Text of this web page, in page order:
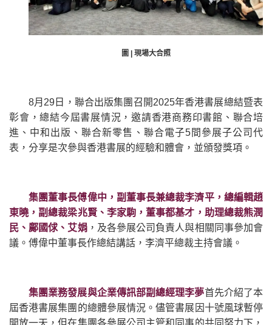
圖 | 現場大合照
8月29日，聯合出版集團召開2025年香港書展總結暨表
彰會，總結今屆書展情況，邀請香港商務印書館、聯合培
進、中和出版、聯合新零售、聯合電子5間參展子公司代
表，分享是次參與香港書展的經驗和體會，並頒發獎項。
集團董事長傅偉中，副董事長兼總裁李濟平，總編輯趙
東曉，副總裁梁兆賢、李家駒，董事都基才，助理總裁熊潤
民、鄺國俅、艾娟，及各參展公司負責人與相關同事參加會
議。傅偉中董事長作總結講話，李濟平總裁主持會議。
集團業務發展與企業傳訊部副總經理李夢首先介紹了本
屆香港書展集團的總體參展情況。儘管書展因十號風球暫停
開放一天，但在集團各參展公司主管和同事的共同努力下，